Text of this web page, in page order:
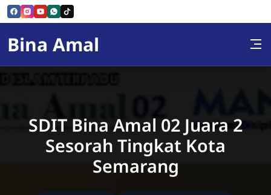
Skip to Content
Bina Amal
SDIT Bina Amal 02 Juara 2
Sesorah Tingkat Kota
Semarang